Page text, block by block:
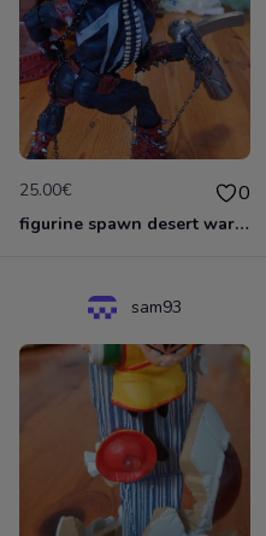
25.00€ 0
figurine spawn desert warrior
sam93